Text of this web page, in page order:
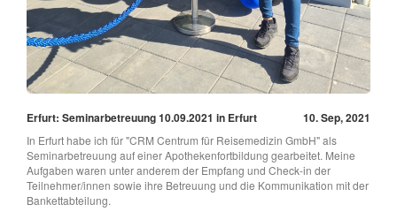
Erfurt: Seminarbetreuung 10.09.2021 in Erfurt 10. Sep, 2021
In Erfurt habe ich für "CRM Centrum für Reisemedizin GmbH" als
Seminarbetreuung auf einer Apothekenfortbildung gearbeitet. Meine
Aufgaben waren unter anderem der Empfang und Check-in der
Teilnehmer/innen sowie ihre Betreuung und die Kommunikation mit der
Bankettabteilung.